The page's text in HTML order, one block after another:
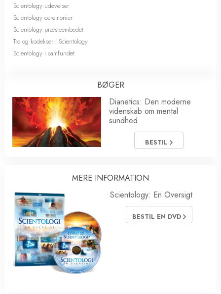
Scientology udøvelser
Scientology ceremonier
Scientology præsteembedet
Tro og kodekser i Scientology
Scientology i samfundet
BØGER
Dianetics: Den moderne
videnskab om mental
sundhed
BESTIL
MERE INFORMATION
Scientology: En Oversigt
BESTIL EN DVD